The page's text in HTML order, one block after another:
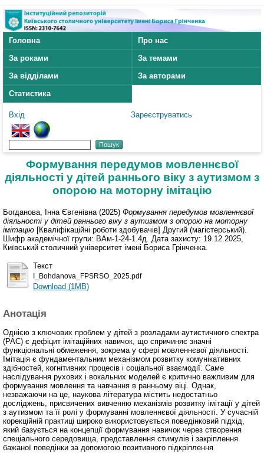
Головна
Про нас
За роками
За темами
За відділами
За авторами
Статистика
Вхід Зареєструватись
Формування передумов мовленнєвої
діяльності у дітей раннього віку з аутизмом з
опорою на моторну імітацію
Богданова, Інна Євгенівна (2025) Формування передумов мовленнєвої
діяльності у дітей раннього віку з аутизмом з опорою на моторну
імітацію [Кваліфікаційні роботи здобувачів] Другий (магістерський).
Шифр академічної групи: ВАм-1-24-1.4д. Дата захисту: 19.12.2025,
Київський столичний університет імені Бориса Грінченка.
Текст
I_Bohdanova_FPSRSO_2025.pdf
Download (1MB)
Анотація
Однією з ключових проблем у дітей з розладами аутистичного спектра
(РАС) є дефіцит імітаційних навичок, що спричиняє значні
функціональні обмеження, зокрема у сфері мовленнєвої діяльності.
Імітація є фундаментальним механізмом розвитку комунікативних
здібностей, когнітивних процесів і соціальної взаємодії. Саме
наслідування рухових і вокальних моделей є критично важливим для
формування мовлення та навчання в ранньому віці. Однак,
незважаючи на це, наукова література містить недостатньо
досліджень, присвячених вивченню механізмів розвитку імітації у дітей
з аутизмом та її ролі у формуванні мовленнєвої діяльності. У сучасній
корекційній практиці широко використовується поведінковий підхід,
який базується на концепції формування навичок через створення
спеціального середовища, представлення стимулів і закріплення
бажаної поведінки за допомогою позитивного підкріплення